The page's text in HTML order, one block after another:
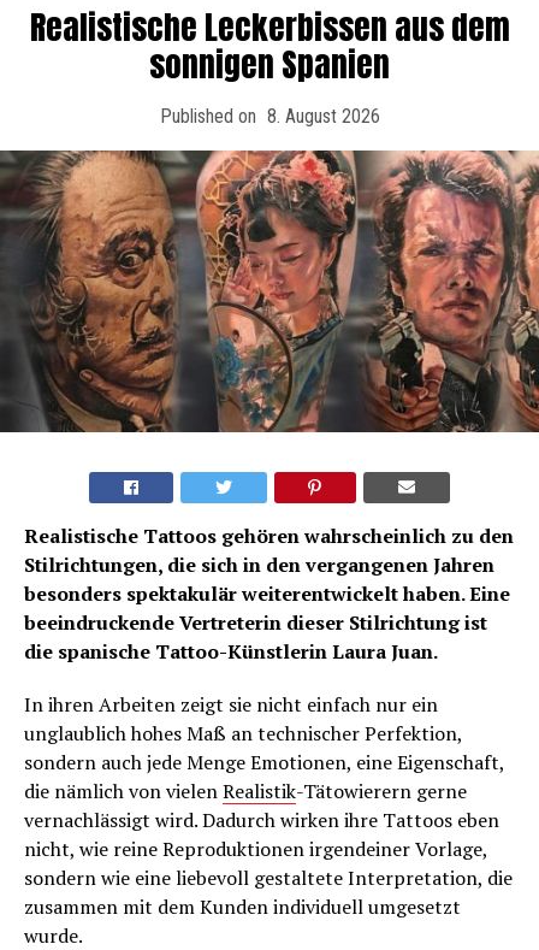
Realistische Leckerbissen aus dem
sonnigen Spanien
Published on 8. August 2026
Realistische Tattoos gehören wahrscheinlich zu den
Stilrichtungen, die sich in den vergangenen Jahren
besonders spektakulär weiterentwickelt haben. Eine
beeindruckende Vertreterin dieser Stilrichtung ist
die spanische Tattoo-Künstlerin Laura Juan.
In ihren Arbeiten zeigt sie nicht einfach nur ein
unglaublich hohes Maß an technischer Perfektion,
sondern auch jede Menge Emotionen, eine Eigenschaft,
die nämlich von vielenRealistik-Tätowierern gerne
vernachlässigt wird. Dadurch wirken ihre Tattoos eben
nicht, wie reine Reproduktionen irgendeiner Vorlage,
sondern wie eine liebevoll gestaltete Interpretation, die
zusammen mit dem Kunden individuell umgesetzt
wurde.